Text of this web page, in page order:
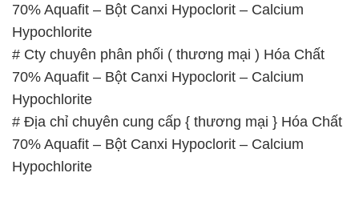
70% Aquafit – Bột Canxi Hypoclorit – Calcium
Hypochlorite
# Cty chuyên phân phối ( thương mại ) Hóa Chất
70% Aquafit – Bột Canxi Hypoclorit – Calcium
Hypochlorite
# Địa chỉ chuyên cung cấp { thương mại } Hóa Chất
70% Aquafit – Bột Canxi Hypoclorit – Calcium
Hypochlorite